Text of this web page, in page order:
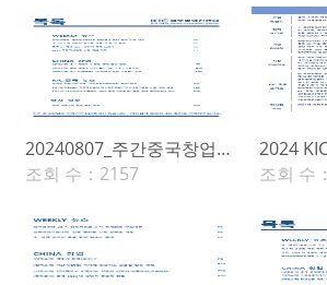
20240807_주간중국창업(387호)
조회 수： 2157
조회 수：